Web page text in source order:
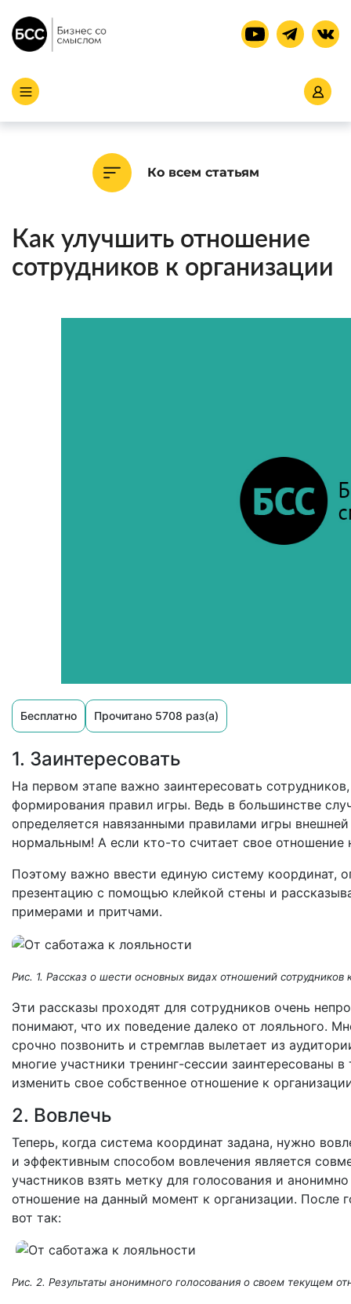
Ко всем статьям
Как улучшить отношение
сотрудников к организации
Бесплатно Прочитано 5708 раз(а)
1. Заинтересовать
На первом этапе важно заинтересовать
формирования правил игры. Ведь в большинстве
определяется навязанными правилами игры
нормальным! А если кто-то считает свое отношение
Поэтому важно ввести единую систему координат,
презентацию с помощью клейкой стены и
примерами и притчами.
Рис. 1. Рассказ о шести основных видах отношений сотрудников
Эти рассказы проходят для сотрудников очень
понимают, что их поведение далеко от лояльного.
срочно позвонить и стремглав вылетает из
многие участники тренинг-сессии заинтересованы
изменить свое собственное отношение к
2. Вовлечь
Теперь, когда система координат задана, нужно
и эффективным способом вовлечения является
участников взять метку для голосования и
отношение на данный момент к организации. После
вот так:
Рис. 2. Результаты анонимного голосования о своем текущем